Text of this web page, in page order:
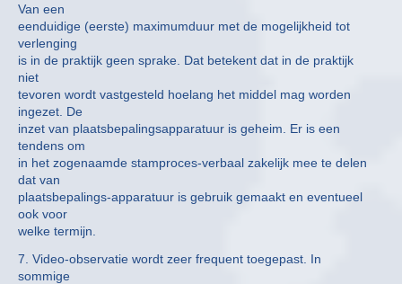
Van een
eenduidige (eerste) maximumduur met de mogelijkheid tot
verlenging
is in de praktijk geen sprake. Dat betekent dat in de praktijk
niet
tevoren wordt vastgesteld hoelang het middel mag worden
ingezet. De
inzet van plaatsbepalingsapparatuur is geheim. Er is een
tendens om
in het zogenaamde stamproces-verbaal zakelijk mee te delen
dat van
plaatsbepalings-apparatuur is gebruik gemaakt en eventueel
ook voor
welke termijn.
7. Video-observatie wordt zeer frequent toegepast. In
sommige